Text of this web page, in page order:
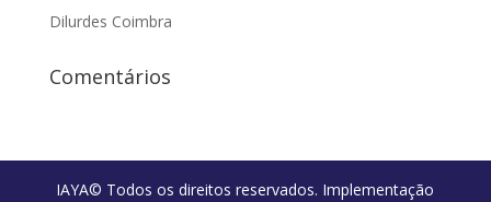
Dilurdes Coimbra
Comentários
IAYA© Todos os direitos reservados. Implementação